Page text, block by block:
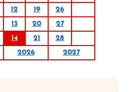
12 19
26
13 20
27
14 21
28
2026 2027